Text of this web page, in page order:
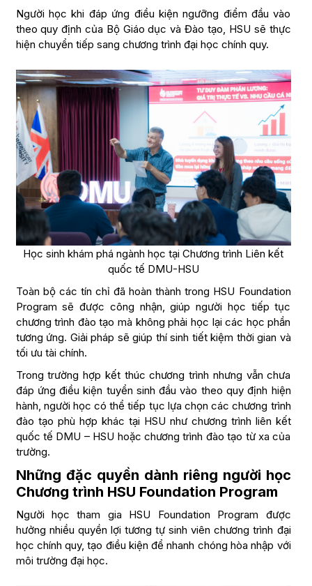
Người học khi đáp ứng điều kiện ngưỡng điểm đầu vào
theo quy định của Bộ Giáo dục và Đào tạo, HSU sẽ thực
hiện chuyển tiếp sang chương trình đại học chính quy.
Học sinh khám phá ngành học tại Chương trình Liên kết
quốc tế DMU-HSU
Toàn bộ các tín chỉ đã hoàn thành trong HSU Foundation
Program sẽ được công nhận, giúp người học tiếp tục
chương trình đào tạo mà không phải học lại các học phần
tương ứng. Giải pháp sẽ giúp thí sinh tiết kiệm thời gian và
tối ưu tài chính.
Trong trường hợp kết thúc chương trình nhưng vẫn chưa
đáp ứng điều kiện tuyển sinh đầu vào theo quy định hiện
hành, người học có thể tiếp tục lựa chọn các chương trình
đào tạo phù hợp khác tại HSU như chương trình liên kết
quốc tế DMU – HSU hoặc chương trình đào tạo từ xa của
trường.
Những đặc quyền dành riêng người học
Chương trình HSU Foundation Program
Người học tham gia HSU Foundation Program được
hưởng nhiều quyền lợi tương tự sinh viên chương trình đại
học chính quy, tạo điều kiện để nhanh chóng hòa nhập với
môi trường đại học.